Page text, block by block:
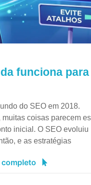
funciona para
do SEO em 2018.
coisas parecem
inicial. O SEO evoluiu
e as estratégias